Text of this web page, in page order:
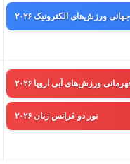
ورزش‌های آبی اروپا ۲۰۲۶
تور دو فرانس زنان ۲۰۲۶